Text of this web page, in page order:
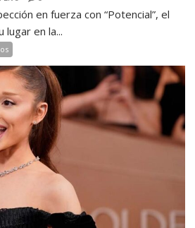
en fuerza con “Potencial”, el
lugar en la...